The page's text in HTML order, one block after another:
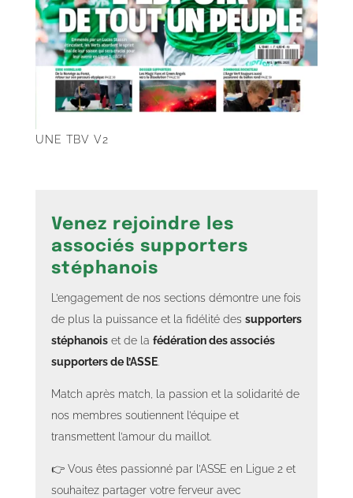
UNE TBV V2
Venez rejoindre les
associés supporters
stéphanois
L’engagement de nos sections démontre une fois
de plus la puissance et la fidélité des supporters
stéphanois et de la fédération des associés
supporters de l’ASSE.
Match après match, la passion et la solidarité de
nos membres soutiennent l’équipe et
transmettent l’amour du maillot.
👉 Vous êtes passionné par l’ASSE en Ligue 2 et
souhaitez partager votre ferveur avec